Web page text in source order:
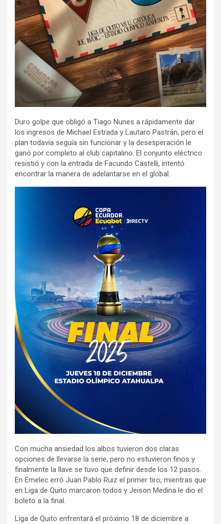
Duro golpe que obligó a Tiago Nunes a rápidamente dar
los ingresos de Michael Estrada y Lautaro Pastrán, pero el
plan todavía seguía sin funcionar y la desesperación le
ganó por completo al club capitalino. El conjunto eléctrico
resistió y con la entrada de Facundo Castelli, intentó
encontrar la manera de adelantarse en el global.
Con mucha ansiedad los albos tuvieron dos claras
opciones de llevarse la serie, pero no estuvieron finos y
finalmente la llave se tuvo que definir desde los 12 pasos.
En Emelec erró Juan Pablo Ruiz el primer tiro, mientras que
en Liga de Quito marcaron todos y Jeison Medina le dio el
boleto a la final.
Liga de Quito enfrentará el próximo 18 de diciembre a